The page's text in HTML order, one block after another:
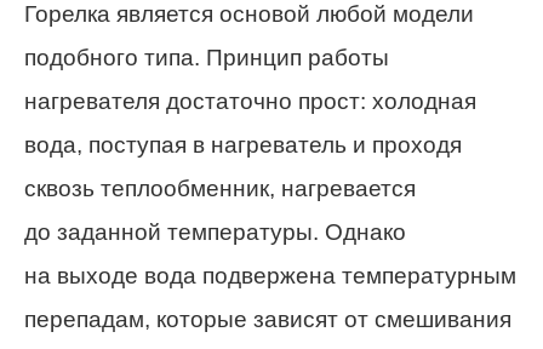
Горелка является основой любой модели
подобного типа. Принцип работы
нагревателя достаточно прост: холодная
вода, поступая в нагреватель и проходя
сквозь теплообменник, нагревается
до заданной температуры. Однако
на выходе вода подвержена температурным
перепадам, которые зависят от смешивания